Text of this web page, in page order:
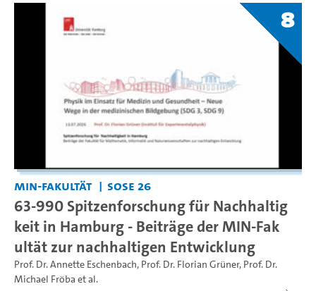
8
MIN-Fakultät SoSe 26
63-990 Spitzenforschung für Nachhaltig
keit in Hamburg - Beiträge der MIN-Fak
ultät zur nachhaltigen Entwicklung
Prof. Dr. Annette Eschenbach, Prof. Dr. Florian Grüner, Prof. Dr.
Michael Fröba et al.